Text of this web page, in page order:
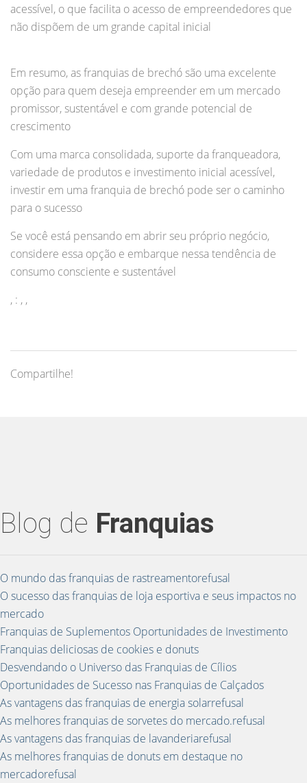
acessível, o que facilita o acesso de empreendedores que
não dispõem de um grande capital inicial
Em resumo, as franquias de brechó são uma excelente
opção para quem deseja empreender em um mercado
promissor, sustentável e com grande potencial de
crescimento
Com uma marca consolidada, suporte da franqueadora,
variedade de produtos e investimento inicial acessível,
investir em uma franquia de brechó pode ser o caminho
para o sucesso
Se você está pensando em abrir seu próprio negócio,
considere essa opção e embarque nessa tendência de
consumo consciente e sustentável
, : , ,
Compartilhe!
Blog de Franquias
O mundo das franquias de rastreamentorefusal
O sucesso das franquias de loja esportiva e seus impactos no
mercado
Franquias de Suplementos Oportunidades de Investimento
Franquias deliciosas de cookies e donuts
Desvendando o Universo das Franquias de Cílios
Oportunidades de Sucesso nas Franquias de Calçados
As vantagens das franquias de energia solarrefusal
As melhores franquias de sorvetes do mercado.refusal
As vantagens das franquias de lavanderiarefusal
As melhores franquias de donuts em destaque no
mercadorefusal